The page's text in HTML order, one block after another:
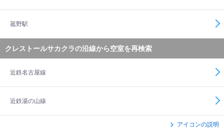
菰野駅
クレストールサカクラの沿線から空室を再検索
近鉄名古屋線
近鉄湯の山線
アイコンの説明